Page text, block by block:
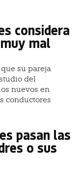
considera
mal
su pareja
del
nuevos en
conductores
pasan las
o sus